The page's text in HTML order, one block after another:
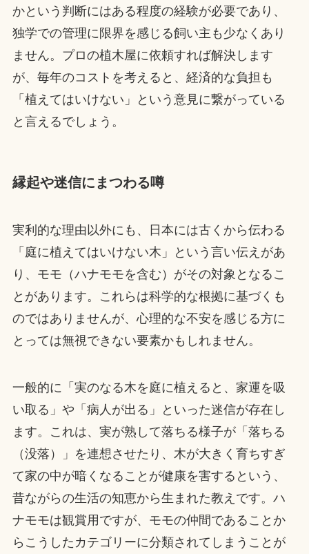
かという判断にはある程度の経験が必要であり、
独学での管理に限界を感じる飼い主も少なくあり
ません。プロの植木屋に依頼すれば解決します
が、毎年のコストを考えると、経済的な負担も
「植えてはいけない」という意見に繋がっている
と言えるでしょう。
縁起や迷信にまつわる噂
実利的な理由以外にも、日本には古くから伝わる
「庭に植えてはいけない木」という言い伝えがあ
り、モモ（ハナモモを含む）がその対象となるこ
とがあります。これらは科学的な根拠に基づくも
のではありませんが、心理的な不安を感じる方に
とっては無視できない要素かもしれません。
一般的に「実のなる木を庭に植えると、家運を吸
い取る」や「病人が出る」といった迷信が存在し
ます。これは、実が熟して落ちる様子が「落ちる
（没落）」を連想させたり、木が大きく育ちすぎ
て家の中が暗くなることが健康を害するという、
昔ながらの生活の知恵から生まれた教えです。ハ
ナモモは観賞用ですが、モモの仲間であることか
らこうしたカテゴリーに分類されてしまうことが